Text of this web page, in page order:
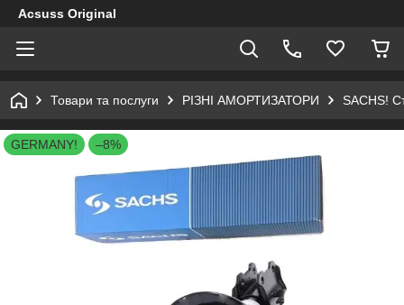
Acsuss Original
Товари та послуги РІЗНІ АМОРТИЗАТОРИ SACHS!
GERMANY! –8%